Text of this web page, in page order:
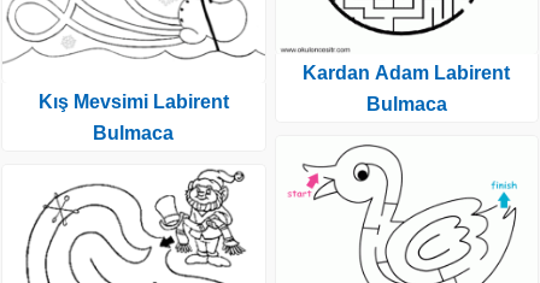
Kış Mevsimi Labirent
Bulmaca
Kardan Adam Labirent
Bulmaca